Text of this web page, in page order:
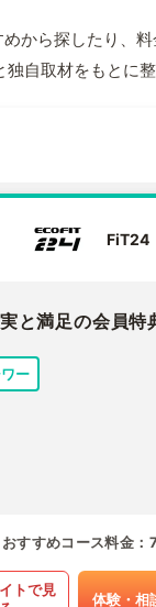
から探したり、
自取材をもとに整
FiT24
と満足の会員特
ー
おすすめコース料金
トで見
体験・相